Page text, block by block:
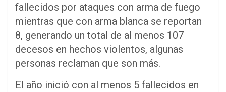
fallecidos por ataques con arma de fuego
mientras que con arma blanca se reportan
8, generando un total de al menos 107
decesos en hechos violentos, algunas
personas reclaman que son más.
El año inició con al menos 5 fallecidos en